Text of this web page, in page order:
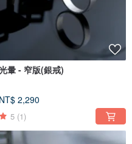
暈 - 窄版(銀戒)
NT$ 2,290
5 (1)